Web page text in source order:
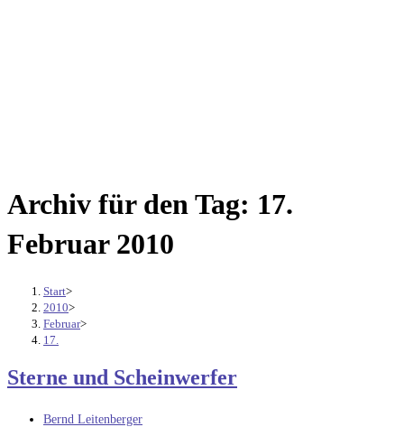
Archiv für den Tag: 17.
Februar 2010
Start>
2010>
Februar>
17.
Sterne und Scheinwerfer
Beitrags-
Bernd Leitenberger